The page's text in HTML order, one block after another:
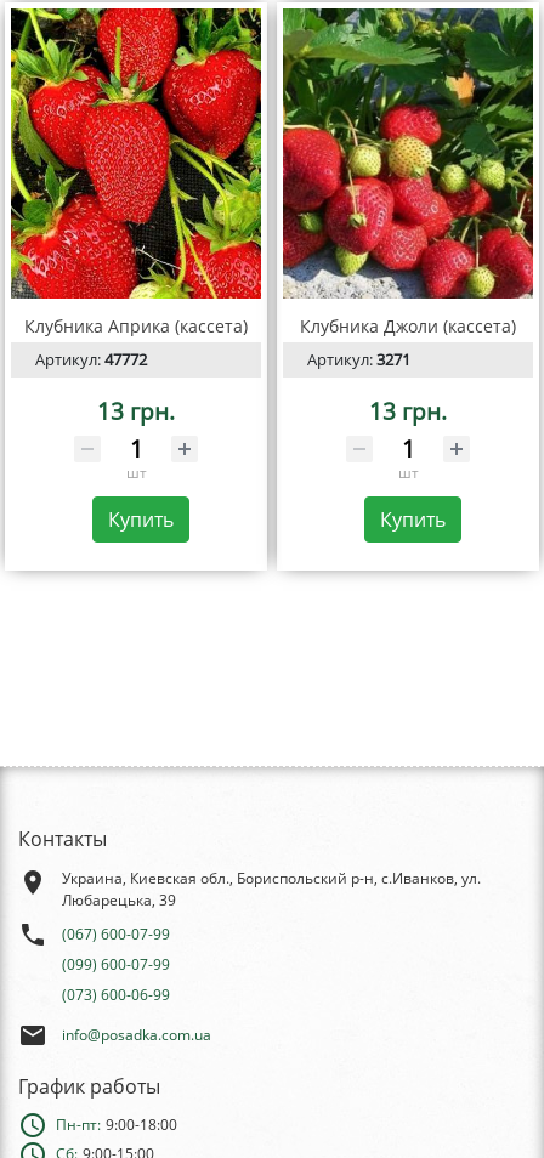
Клубника Априка (кассета)
Артикул:47772
13 грн.
шт
Купить
Клубника Джоли (кассета)
Артикул:3271
13 грн.
шт
Купить
Контакты
place
Украина, Киевская обл., Бориспольский р-н, с.Иванков, ул.
Любарецька, 39
phone
(067) 600-07-99
(099) 600-07-99
(073) 600-06-99
email info@posadka.com.ua
График работы
schedule Пн-пт: 9:00-18:00
Сб: 9:00-15:00